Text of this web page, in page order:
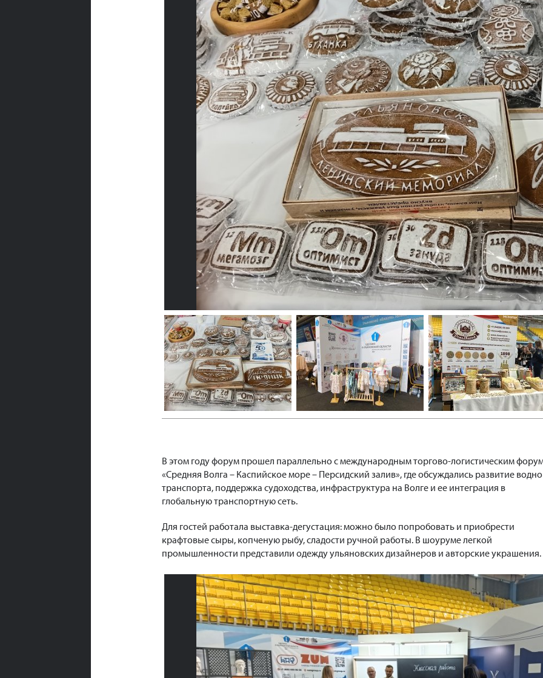
В этом году форум прошел параллельно с международным торгово-логистическим
«Средняя Волга – Каспийское море – Персидский залив», где обсуждались развитие
транспорта, поддержка судоходства, инфраструктура на Волге и ее интеграция в
глобальную транспортную сеть.
Для гостей работала выставка-дегустация: можно было попробовать и приобрести
крафтовые сыры, копченую рыбу, сладости ручной работы. В шоуруме легкой
промышленности представили одежду ульяновских дизайнеров и авторские украшения.